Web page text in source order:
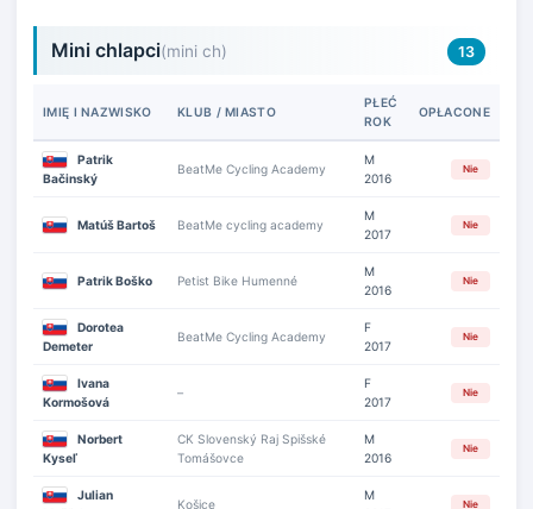
Mini chlapci(mini ch) 13
IMIĘ I NAZWISKO KLUB / MIASTO
PŁEĆ
ROK
OPŁACONE
Patrik
Bačinský
BeatMe Cycling Academy
M
2016
Nie
Matúš Bartoš BeatMe cycling academy
M
2017
Nie
Patrik Boško Petist Bike Humenné
M
2016
Nie
Dorotea
Demeter
BeatMe Cycling Academy
F
2017
Nie
Ivana
Kormošová
–
F
2017
Nie
Norbert
Kyseľ
CK Slovenský Raj Spišské
Tomášovce
M
2016
Nie
Julian
Košice
M
Nie